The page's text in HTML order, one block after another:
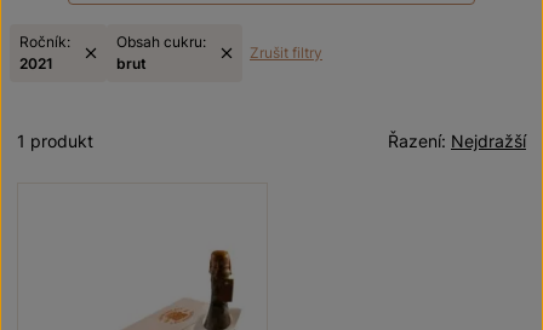
Ročník:
2021
Obsah cukru:
brut
Zrušit filtry
Nejdražší
Řazení:
1 produkt